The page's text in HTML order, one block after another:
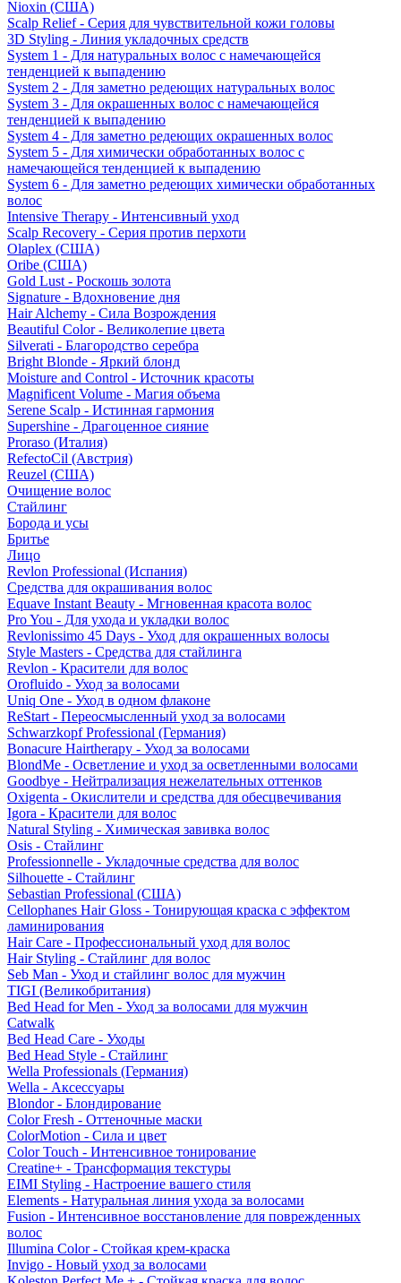
Nioxin (США)
Scalp Relief - Серия для чувствительной кожи головы
3D Styling - Линия укладочных средств
System 1 - Для натуральных волос с намечающейся
тенденцией к выпадению
System 2 - Для заметно редеющих натуральных волос
System 3 - Для окрашенных волос с намечающейся
тенденцией к выпадению
System 4 - Для заметно редеющих окрашенных волос
System 5 - Для химически обработанных волос с
намечающейся тенденцией к выпадению
System 6 - Для заметно редеющих химически обработанных
волос
Intensive Therapy - Интенсивный уход
Scalp Recovery - Серия против перхоти
Olaplex (США)
Oribe (США)
Gold Lust - Роскошь золота
Signature - Вдохновение дня
Hair Alchemy - Сила Возрождения
Beautiful Color - Великолепие цвета
Silverati - Благородство серебра
Bright Blonde - Яркий блонд
Moisture and Control - Источник красоты
Magnificent Volume - Магия объема
Serene Scalp - Истинная гармония
Supershine - Драгоценное сияние
Proraso (Италия)
RefectoCil (Австрия)
Reuzel (США)
Очищение волос
Стайлинг
Борода и усы
Бритье
Лицо
Revlon Professional (Испания)
Средства для окрашивания волос
Equave Instant Beauty - Мгновенная красота волос
Pro You - Для ухода и укладки волос
Revlonissimo 45 Days - Уход для окрашенных волосы
Style Masters - Средства для стайлинга
Revlon - Красители для волос
Orofluido - Уход за волосами
Uniq One - Уход в одном флаконе
ReStart - Переосмысленный уход за волосами
Schwarzkopf Professional (Германия)
Bonacure Hairtherapy - Уход за волосами
BlondMe - Осветление и уход за осветленными волосами
Goodbye - Нейтрализация нежелательных оттенков
Oxigenta - Окислители и средства для обесцвечивания
Igora - Красители для волос
Natural Styling - Химическая завивка волос
Osis - Стайлинг
Professionnelle - Укладочные средства для волос
Silhouette - Стайлинг
Sebastian Professional (США)
Cellophanes Hair Gloss - Тонирующая краска с эффектом
ламинирования
Hair Care - Профессиональный уход для волос
Hair Styling - Стайлинг для волос
Seb Man - Уход и стайлинг волос для мужчин
TIGI (Великобритания)
Bed Head for Men - Уход за волосами для мужчин
Catwalk
Bed Head Care - Уходы
Bed Head Style - Стайлинг
Wella Professionals (Германия)
Wella - Аксессуары
Blondor - Блондирование
Color Fresh - Оттеночные маски
ColorMotion - Сила и цвет
Color Touch - Интенсивное тонирование
Creatine+ - Трансформация текстуры
EIMI Styling - Настроение вашего стиля
Elements - Натуральная линия ухода за волосами
Fusion - Интенсивное восстановление для поврежденных
волос
Illumina Color - Стойкая крем-краска
Invigo - Новый уход за волосами